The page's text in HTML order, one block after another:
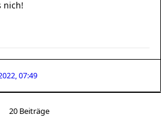
nich!
07:49
20 Beiträge